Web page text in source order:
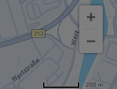
200 m